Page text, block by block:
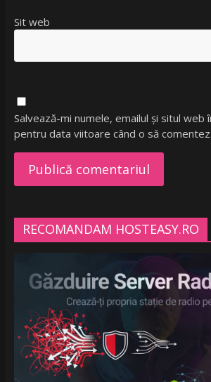
Sit web
Salvează-mi numele, emailul și situl web
pentru data viitoare când o să comentez.
RECOMANDAM HOSTEASY.RO